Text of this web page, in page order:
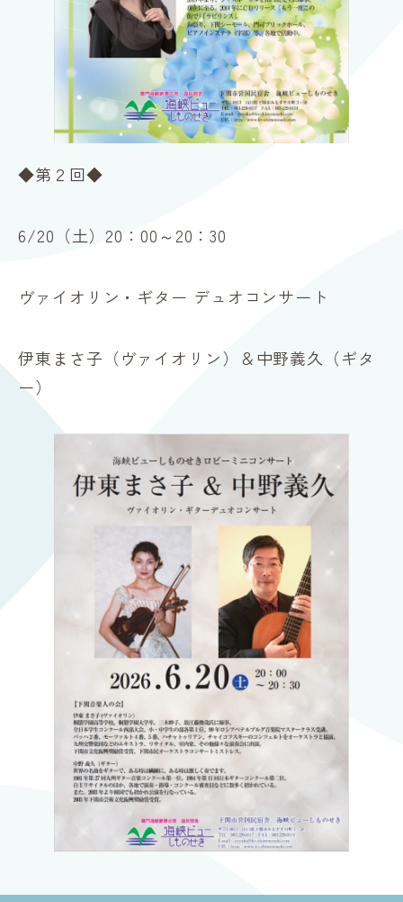
◆第２回◆
6/20（土）20：00～20：30
ヴァイオリン・ギター デュオコンサート
伊東まさ子（ヴァイオリン）＆中野義久（ギタ
ー）